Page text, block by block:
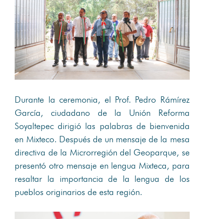
Durante la ceremonia, el Prof. Pedro Rámírez
García, ciudadano de la Unión Reforma
Soyaltepec dirigió las palabras de bienvenida
en Mixteco. Después de un mensaje de la mesa
directiva de la Microrregión del Geoparque, se
presentó otro mensaje en lengua Mixteca, para
resaltar la importancia de la lengua de los
pueblos originarios de esta región.